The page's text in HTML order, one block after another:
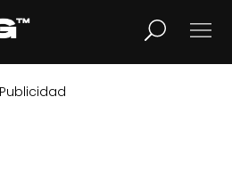
LIFESTYLE
Publicidad